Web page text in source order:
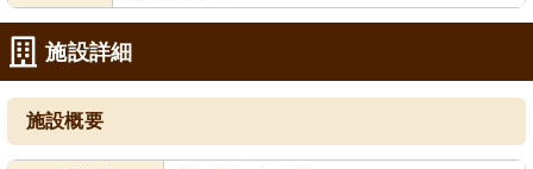
施設詳細
施設概要